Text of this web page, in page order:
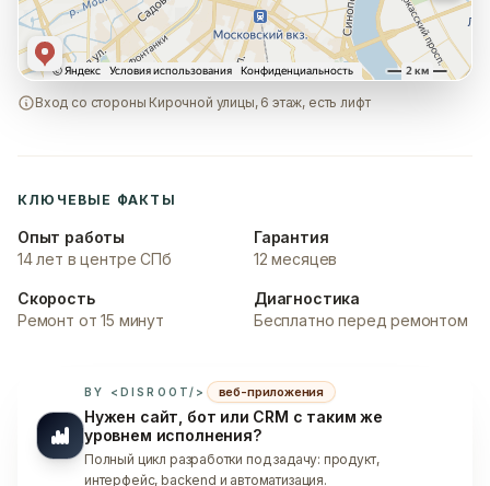
Вход со стороны Кирочной улицы, 6 этаж, есть лифт
КЛЮЧЕВЫЕ ФАКТЫ
Опыт работы
14 лет в центре СПб
Гарантия
12 месяцев
Скорость
Ремонт от 15 минут
Диагностика
Бесплатно перед ремонтом
BY <DISROOT/> веб-приложения
Нужен сайт, бот или CRM с таким же
уровнем исполнения?
Полный цикл разработки под задачу: продукт,
интерфейс, backend и автоматизация.